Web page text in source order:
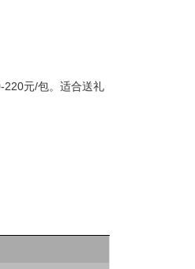
220元/包。适合送礼